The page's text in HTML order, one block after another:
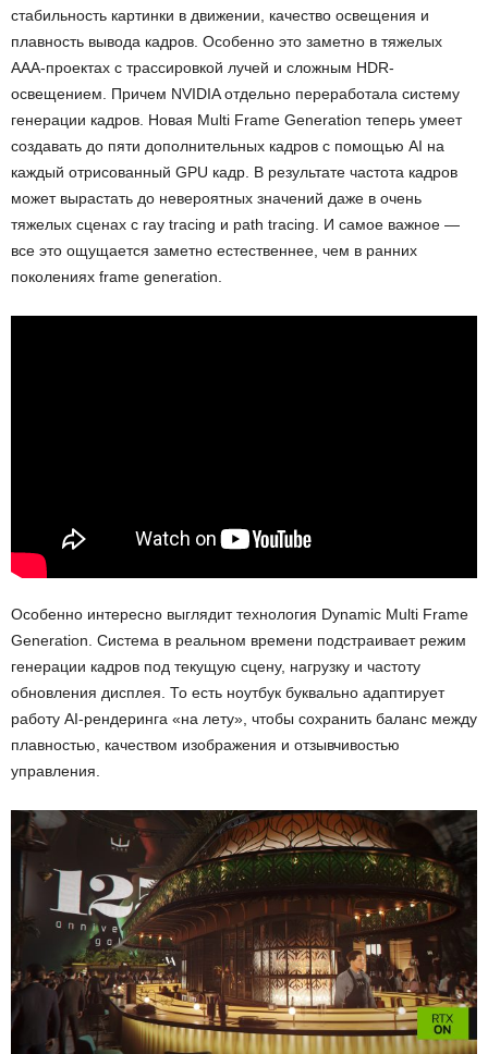
стабильность картинки в движении, качество освещения и
плавность вывода кадров. Особенно это заметно в тяжелых
AAA-проектах с трассировкой лучей и сложным HDR-
освещением. Причем NVIDIA отдельно переработала систему
генерации кадров. Новая Multi Frame Generation теперь умеет
создавать до пяти дополнительных кадров с помощью AI на
каждый отрисованный GPU кадр. В результате частота кадров
может вырастать до невероятных значений даже в очень
тяжелых сценах с ray tracing и path tracing. И самое важное —
все это ощущается заметно естественнее, чем в ранних
поколениях frame generation.
Особенно интересно выглядит технология Dynamic Multi Frame
Generation. Система в реальном времени подстраивает режим
генерации кадров под текущую сцену, нагрузку и частоту
обновления дисплея. То есть ноутбук буквально адаптирует
работу AI-рендеринга «на лету», чтобы сохранить баланс между
плавностью, качеством изображения и отзывчивостью
управления.